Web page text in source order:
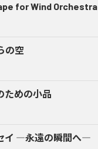
for Wind Orchestra
の空
ための小品
イ ―永遠の瞬間へ―